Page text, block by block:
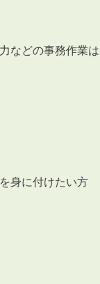
などの事務作業は
身に付けたい方